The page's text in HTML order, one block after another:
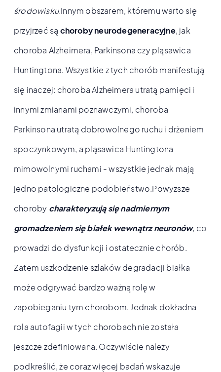
środowisku.Innym obszarem, któremu warto się
przyjrzeć są choroby neurodegeneracyjne, jak
choroba Alzheimera, Parkinsona czy pląsawica
Huntingtona. Wszystkie z tych chorób manifestują
się inaczej: choroba Alzheimera utratą pamięci i
innymi zmianami poznawczymi, choroba
Parkinsona utratą dobrowolnego ruchu i drżeniem
spoczynkowym, a pląsawica Huntingtona
mimowolnymi ruchami - wszystkie jednak mają
jedno patologiczne podobieństwo.Powyższe
choroby charakteryzują się nadmiernym
gromadzeniem się białek wewnątrz neuronów, co
prowadzi do dysfunkcji i ostatecznie chorób.
Zatem uszkodzenie szlaków degradacji białka
może odgrywać bardzo ważną rolę w
zapobieganiu tym chorobom. Jednak dokładna
rola autofagii w tych chorobach nie została
jeszcze zdefiniowana. Oczywiście należy
podkreślić, że coraz więcej badań wskazuje